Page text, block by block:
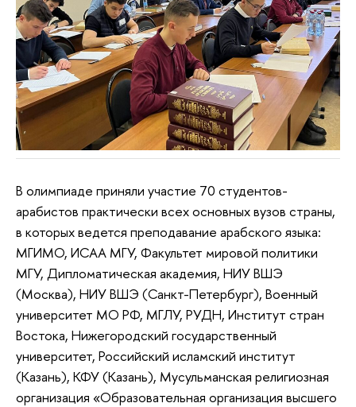
В олимпиаде приняли участие 70 студентов-
арабистов практически всех основных вузов страны,
в которых ведется преподавание арабского языка:
МГИМО, ИСАА МГУ, Факультет мировой политики
МГУ, Дипломатическая академия, НИУ ВШЭ
(Москва), НИУ ВШЭ (Санкт-Петербург), Военный
университет МО РФ, МГЛУ, РУДН, Институт стран
Востока, Нижегородский государственный
университет, Российский исламский институт
(Казань), КФУ (Казань), Мусульманская религиозная
организация «Образовательная организация высшего